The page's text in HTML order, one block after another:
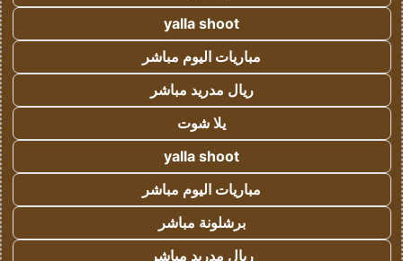
yalla shoot
مباريات اليوم مباشر
ريال مدريد مباشر
يلا شوت
yalla shoot
مباريات اليوم مباشر
برشلونة مباشر
ريال مدريد مباشر